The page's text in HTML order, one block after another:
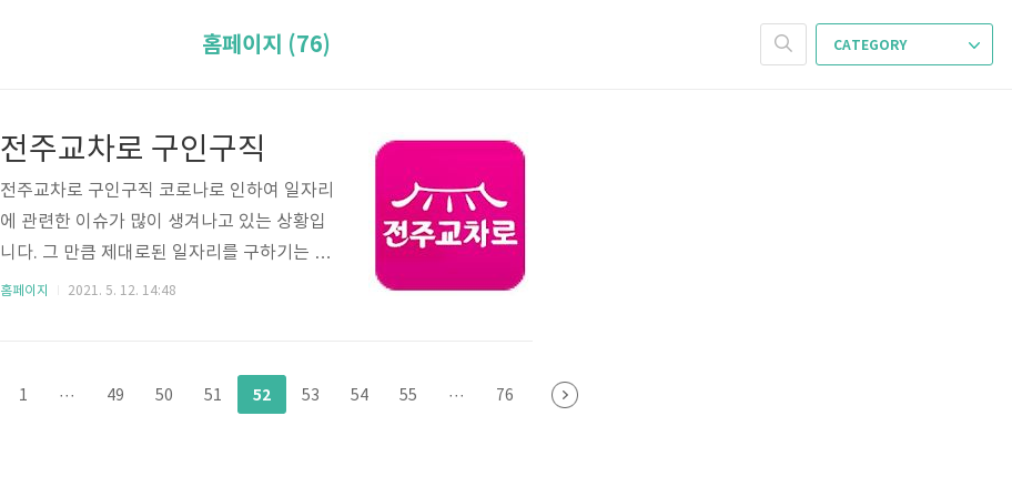
CATEGORY
홈페이지 (76)
전주교차로 구인구직
전주교차로 구인구직 코로나로 인하여 일자리
에 관련한 이슈가 많이 생겨나고 있는 상황입
니다. 그 만큼 제대로된 일자리를 구하기는 쉽
지 않다고 보여집니다. 때문에 이를 확인하는
를 이용하는 것이 괜찮은 방법이 됩니다. 교차
로 신문을 통하여 제공되어지는 구인구직은
홈페이지 2021. 5. 12. 14:48
1 ··· 49 50 51 52 53 54 55 ··· 76